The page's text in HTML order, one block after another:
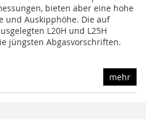
bieten aber eine hohe
und Auskipphöhe. Die auf
L20H und L25H
jüngsten Abgasvorschriften.
mehr